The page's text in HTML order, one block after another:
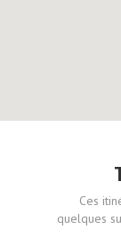
Ces
quelques